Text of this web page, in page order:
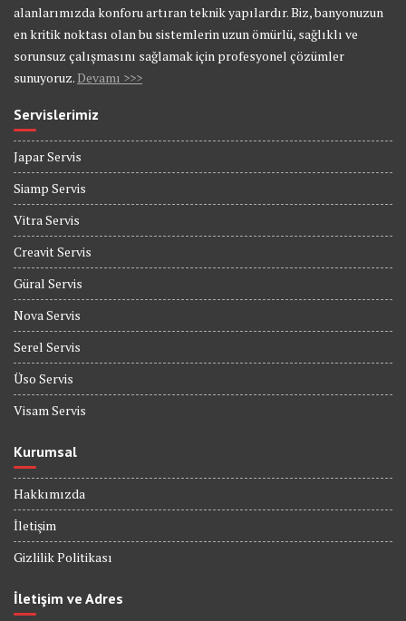
alanlarımızda konforu artıran teknik yapılardır. Biz, banyonuzun
en kritik noktası olan bu sistemlerin uzun ömürlü, sağlıklı ve
sorunsuz çalışmasını sağlamak için profesyonel çözümler
sunuyoruz.Devamı >>>
Servislerimiz
Japar Servis
Siamp Servis
Vitra Servis
Creavit Servis
Güral Servis
Nova Servis
Serel Servis
Üso Servis
Visam Servis
Kurumsal
Hakkımızda
İletişim
Gizlilik Politikası
İletişim ve Adres